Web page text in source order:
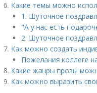
Какие темы можно
1. Шуточное
"А у нас есть
2. Шуточное
Как можно создать
Пожелания коллеге
Какие жанры прозы
Как можно выразить